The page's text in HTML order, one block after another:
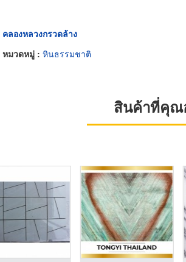
คลองหลวงกรวดล้าง
หมวดหมู่ : หินธรรมชาติ
สินค้าที่คุณ